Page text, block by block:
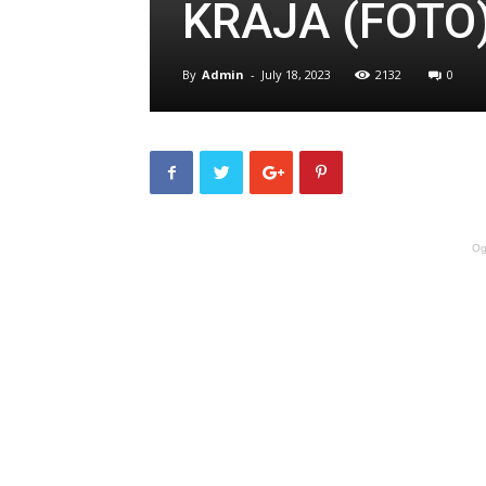
KRAJA
By Admin - July 18, 2023 2132 0